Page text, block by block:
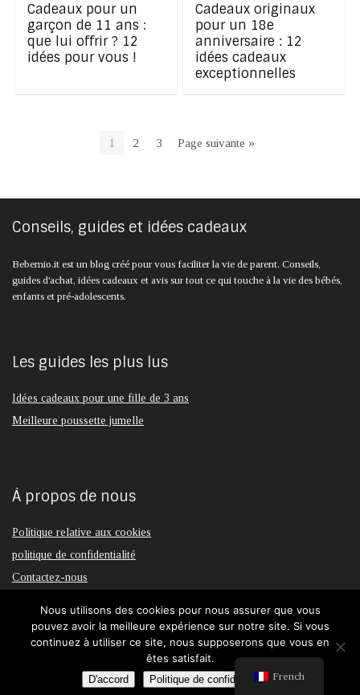
Cadeaux pour un
garçon de 11 ans :
que lui offrir ? 12
idées pour vous !
Cadeaux originaux
pour un 18e
anniversaire : 12
idées cadeaux
exceptionnelles
1 2 3 Page suivante »
Conseils, guides et idées cadeaux
Bebemio.it est un blog créé pour vous faciliter la vie de parent. Conseils,
guides d'achat, idées cadeaux et avis sur tout ce qui touche à la vie des bébés,
enfants et pré-adolescents.
Les guides les plus lus
Idées cadeaux pour une fille de 3 ans
Meilleure poussette jumelle
À propos de nous
Politique relative aux cookies
politique de confidentialité
Contactez-nous
2023 bebemio.it © | Fabriqué avec ♥ en Italie - Numéro de TVA : 04021000981
French
Nous utilisons des cookies pour nous assurer que vous
pouvez avoir la meilleure expérience sur notre site. Si vous
continuez à utiliser ce site, nous supposerons que vous en
êtes satisfait.
D'accord Politique de confidentialité